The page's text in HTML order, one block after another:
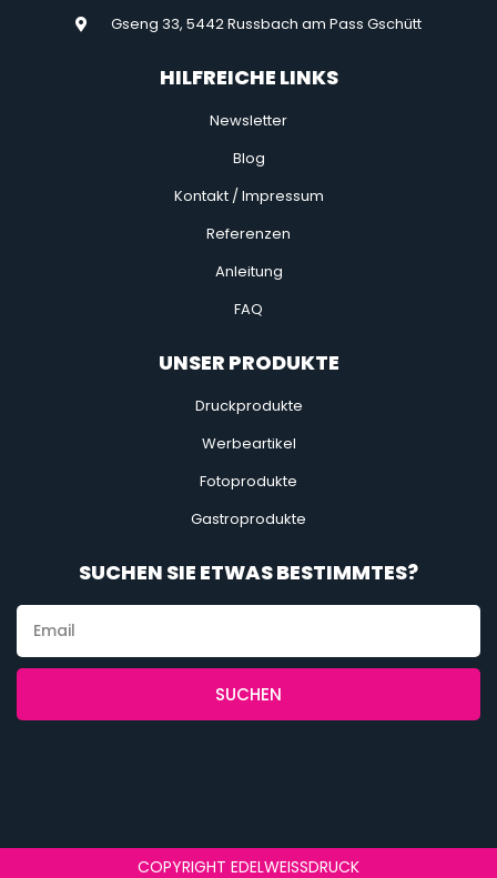
Gseng 33, 5442 Russbach am Pass Gschütt
HILFREICHE LINKS
Newsletter
Blog
Kontakt / Impressum
Referenzen
Anleitung
FAQ
UNSER PRODUKTE
Druckprodukte
Werbeartikel
Fotoprodukte
Gastroprodukte
SUCHEN SIE ETWAS BESTIMMTES?
SUCHEN
COPYRIGHT EDELWEISSDRUCK